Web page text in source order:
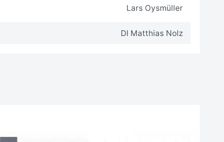
Lars Oysmüller
DI Matthias Nolz